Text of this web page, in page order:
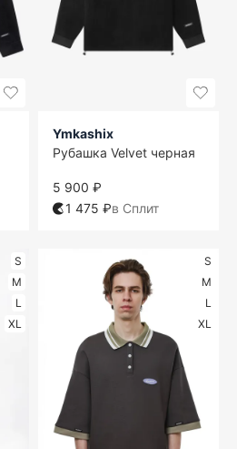
Ymkashix
Рубашка Velvet черная
5 900 ₽
1 475 ₽в Сплит
S
M
L
XL
S
M
L
XL